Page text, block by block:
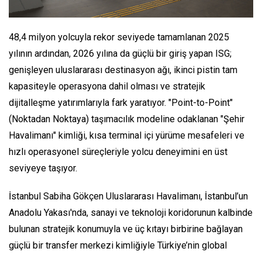
48,4 milyon yolcuyla rekor seviyede tamamlanan 2025
yılının ardından, 2026 yılına da güçlü bir giriş yapan ISG;
genişleyen uluslararası destinasyon ağı, ikinci pistin tam
kapasiteyle operasyona dahil olması ve stratejik
dijitalleşme yatırımlarıyla fark yaratıyor. "Point-to-Point"
(Noktadan Noktaya) taşımacılık modeline odaklanan "Şehir
Havalimanı" kimliği, kısa terminal içi yürüme mesafeleri ve
hızlı operasyonel süreçleriyle yolcu deneyimini en üst
seviyeye taşıyor.
İstanbul Sabiha Gökçen Uluslararası Havalimanı, İstanbul’un
Anadolu Yakası'nda, sanayi ve teknoloji koridorunun kalbinde
bulunan stratejik konumuyla ve üç kıtayı birbirine bağlayan
güçlü bir transfer merkezi kimliğiyle Türkiye’nin global